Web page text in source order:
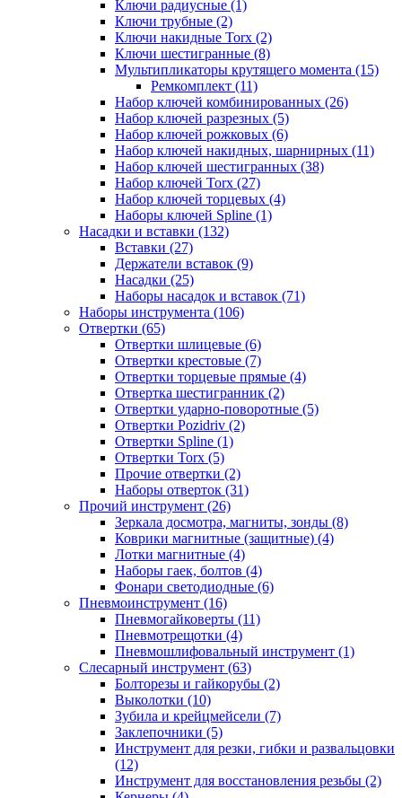
Ключи радиусные (1)
Ключи трубные (2)
Ключи накидные Torx (2)
Ключи шестигранные (8)
Мультипликаторы крутящего момента (15)
Ремкомплект (11)
Набор ключей комбинированных (26)
Набор ключей разрезных (5)
Набор ключей рожковых (6)
Набор ключей накидных, шарнирных (11)
Набор ключей шестигранных (38)
Набор ключей Torx (27)
Набор ключей торцевых (4)
Наборы ключей Spline (1)
Насадки и вставки (132)
Вставки (27)
Держатели вставок (9)
Насадки (25)
Наборы насадок и вставок (71)
Наборы инструмента (106)
Отвертки (65)
Отвертки шлицевые (6)
Отвертки крестовые (7)
Отвертки торцевые прямые (4)
Отвертка шестигранник (2)
Отвертки ударно-поворотные (5)
Отвертки Pozidriv (2)
Отвертки Spline (1)
Отвертки Torx (5)
Прочие отвертки (2)
Наборы отверток (31)
Прочий инструмент (26)
Зеркала досмотра, магниты, зонды (8)
Коврики магнитные (защитные) (4)
Лотки магнитные (4)
Наборы гаек, болтов (4)
Фонари светодиодные (6)
Пневмоинструмент (16)
Пневмогайковерты (11)
Пневмотрещотки (4)
Пневмошлифовальный инструмент (1)
Слесарный инструмент (63)
Болторезы и гайкорубы (2)
Выколотки (10)
Зубила и крейцмейсели (7)
Заклепочники (5)
Инструмент для резки, гибки и развальцовки
(12)
Инструмент для восстановления резьбы (2)